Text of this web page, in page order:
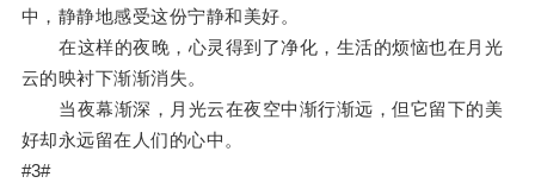
中，静静地感受这份宁静和美好。
在这样的夜晚，心灵得到了净化，生活的烦恼也在月光
云的映衬下渐渐消失。
当夜幕渐深，月光云在夜空中渐行渐远，但它留下的美
好却永远留在人们的心中。
#3#